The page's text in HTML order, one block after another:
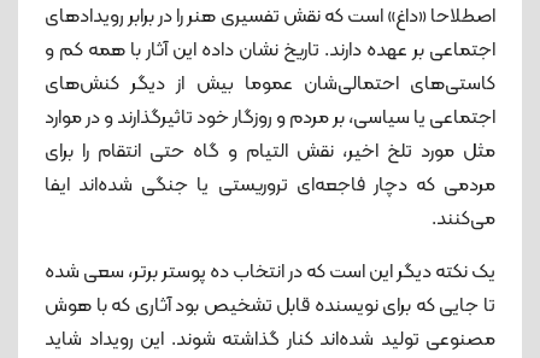
اصطلاحا «داغ» است که نقش تفسیری هنر را در برابر رویدادهای
اجتماعی بر عهده دارند. تاریخ نشان داده این آثار با همه کم و
کاستی‌های احتمالی‌شان عموما بیش از دیگر کنش‌های
اجتماعی یا سیاسی، بر مردم و روزگار خود تاثیرگذارند و در موارد
مثل مورد تلخ اخیر، نقش التیام و گاه حتی انتقام را برای
مردمی که دچار فاجعه‌ای تروریستی یا جنگی شده‌اند ایفا
می‌کنند.
یک نکته دیگر این است که در انتخاب ده پوستر برتر، سعی شده
تا جایی که برای نویسنده قابل تشخیص بود آثاری که با هوش
مصنوعی تولید شده‌اند کنار گذاشته شوند. این رویداد شاید